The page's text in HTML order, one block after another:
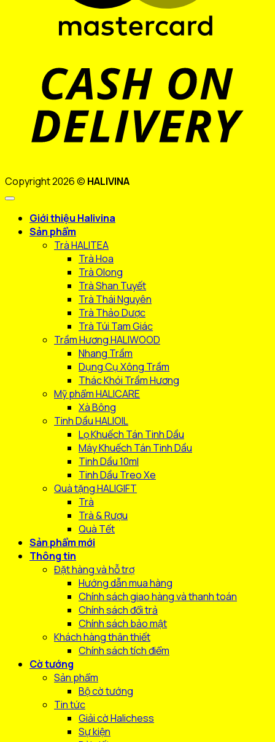
Copyright 2026 © HALIVINA
Giới thiệu Halivina
Sản phẩm
Trà HALITEA
Trà Hoa
Trà Olong
Trà Shan Tuyết
Trà Thái Nguyên
Trà Thảo Dược
Trà Túi Tam Giác
Trầm Hương HALIWOOD
Nhang Trầm
Dụng Cụ Xông Trầm
Thác Khói Trầm Hương
Mỹ phẩm HALICARE
Xà Bông
Tinh Dầu HALIOIL
Lọ Khuếch Tán Tinh Dầu
Máy Khuếch Tán Tinh Dầu
Tinh Dầu 10ml
Tinh Dầu Treo Xe
Quà tặng HALIGIFT
Trà
Trà & Rượu
Quà Tết
Sản phẩm mới
Thông tin
Đặt hàng và hỗ trợ
Hướng dẫn mua hàng
Chính sách giao hàng và thanh toán
Chính sách đổi trả
Chính sách bảo mật
Khách hàng thân thiết
Chính sách tích điểm
Cờ tướng
Sản phẩm
Bộ cờ tướng
Tin tức
Giải cờ Halichess
Sự kiện